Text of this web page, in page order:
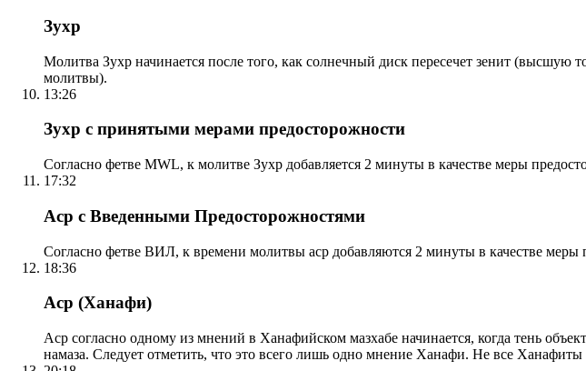
Зухр
Молитва Зухр начинается после того, как солнечный диск пересечет зенит
молитвы).
13:26
Зухр с принятыми мерами предосторожности
Согласно фетве MWL, к молитве Зухр добавляется 2 минуты в качестве меры
17:32
Аср с Введенными Предосторожностями
Согласно фетве ВИЛ, к времени молитвы аср добавляются 2 минуты в качестве меры
18:36
Аср (Ханафи)
Аср согласно одному из мнений в Ханафийском мазхабе начинается, когда тень
намаза. Следует отметить, что это всего лишь одно мнение Ханафи. Не все